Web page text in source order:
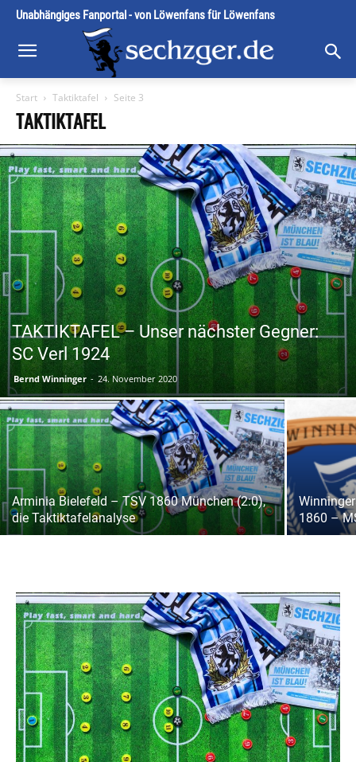
Unabhängiges Fanportal - von Löwenfans für Löwenfans
Start Taktiktafel Seite 3
TAKTIKTAFEL
TAKTIKTAFEL – Unser nächster Gegner:
SC Verl 1924
Bernd Winninger - 24. November 2020
Arminia Bielefeld – TSV 1860 München (2:0),
die Taktiktafelanalyse
1860 –